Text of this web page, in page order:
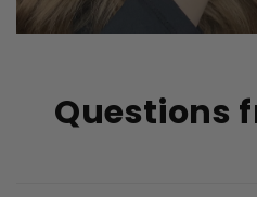
Questions